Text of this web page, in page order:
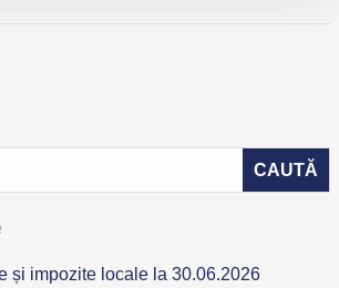
și impozite locale la 30.06.2026